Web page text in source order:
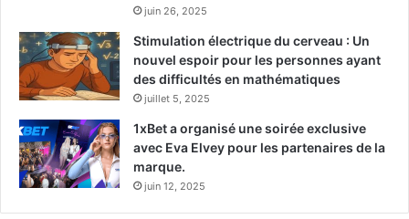
juin 26, 2025
Stimulation électrique du cerveau : Un
nouvel espoir pour les personnes ayant
des difficultés en mathématiques
juillet 5, 2025
1xBet a organisé une soirée exclusive
avec Eva Elvey pour les partenaires de la
marque.
juin 12, 2025